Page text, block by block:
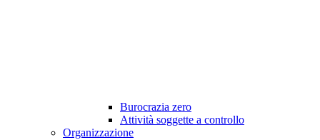
Burocrazia zero
Attività soggette a controllo
Organizzazione